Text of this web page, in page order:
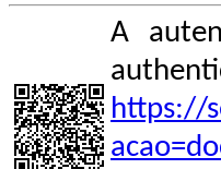
A
https://